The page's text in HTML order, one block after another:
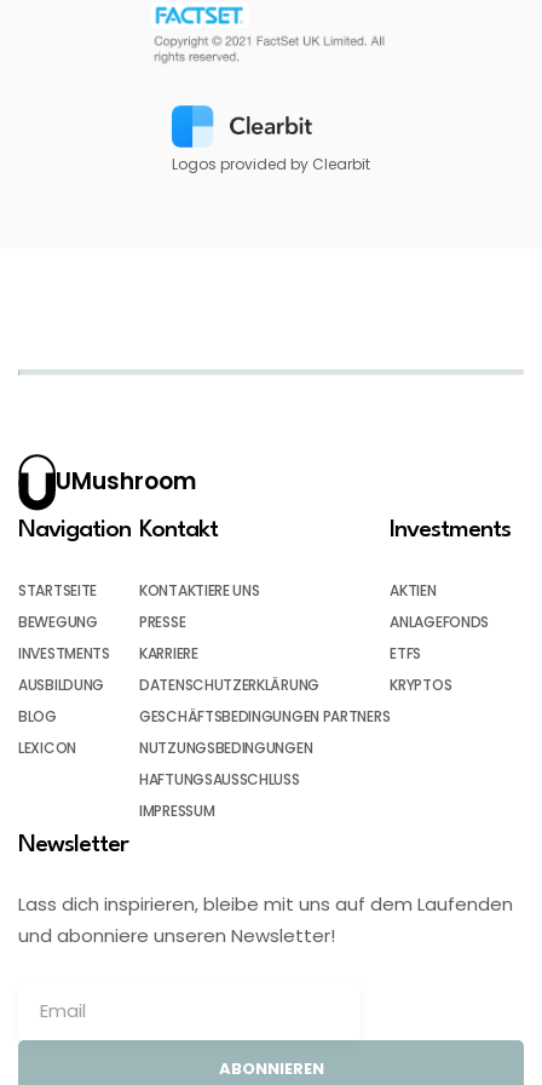
Logos provided by Clearbit
UMushroom
Navigation
STARTSEITE
BEWEGUNG
INVESTMENTS
AUSBILDUNG
BLOG
LEXICON
Kontakt
KONTAKTIERE UNS
PRESSE
KARRIERE
DATENSCHUTZERKLÄRUNG
GESCHÄFTSBEDINGUNGEN PARTNERS
NUTZUNGSBEDINGUNGEN
HAFTUNGSAUSSCHLUSS
IMPRESSUM
Investments
AKTIEN
ANLAGEFONDS
ETFS
KRYPTOS
Newsletter
Lass dich inspirieren, bleibe mit uns auf dem Laufenden
und abonniere unseren Newsletter!
ABONNIEREN